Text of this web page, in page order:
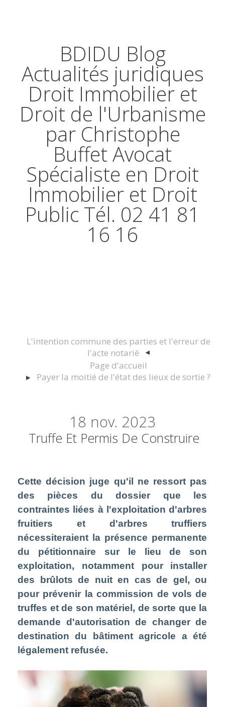
BDIDU Blog
Actualités juridiques
Droit Immobilier et
Droit de l'Urbanisme
par Christophe
Buffet Avocat
Spécialiste en Droit
Immobilier et Droit
Public Tél. 02 41 81
16 16
L'intention commune des parties et l'erreur de
l'acte notarié
Page d'accueil
Payer la moitié de l'état des lieux de sortie ?
18 nov. 2023
Truffe Et Permis De Construire
Cette décision juge qu'il ne ressort pas
des pièces du dossier que les
contraintes liées à l'exploitation d'arbres
fruitiers et d'arbres truffiers
nécessiteraient la présence permanente
du pétitionnaire sur le lieu de son
exploitation, notamment pour installer
des brûlots de nuit en cas de gel, ou
pour prévenir la commission de vols de
truffes et de son matériel, de sorte que la
demande d'autorisation de changer de
destination du bâtiment agricole a été
légalement refusée.